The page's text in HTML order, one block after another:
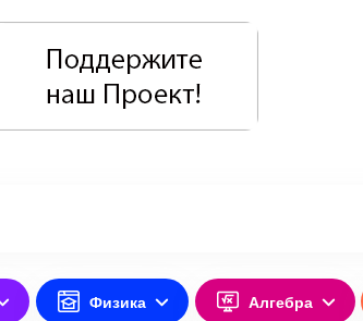
Физика Алгебра